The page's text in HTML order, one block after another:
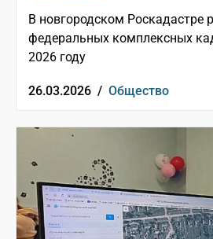
В новгородском Роскадастре
федеральных комплексных
2026 году
26.03.2026 / Общество